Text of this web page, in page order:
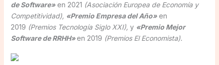
de Software» en 2021 (Asociación Europea de Economía y
Competitividad), «Premio Empresa del Año»en
2019 (Premios Tecnología Siglo XXI), y «Premio Mejor
Software de RRHH»en 2019 (Premios El Economista).